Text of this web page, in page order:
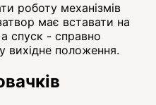
роботу механізмів
має вставати на
спуск - справно
вихідне положення.